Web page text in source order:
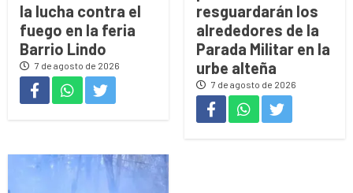
la lucha contra el
fuego en la feria
Barrio Lindo
7 de agosto de 2026
resguardarán los
alrededores de la
Parada Militar en la
urbe alteña
7 de agosto de 2026